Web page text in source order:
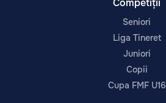
Seniori
Liga Tineret
Juniori
Copii
Cupa FMF U16